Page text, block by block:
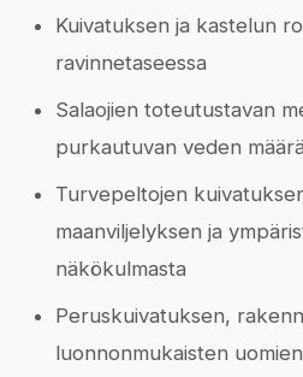
Kuivatuksen ja kastelun
ravinnetaseessa
Salaojien toteutustavan
purkautuvan veden
Turvepeltojen
maanviljelyksen ja
näkökulmasta
Peruskuivatuksen,
luonnonmukaisten